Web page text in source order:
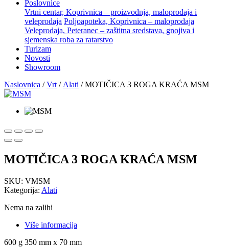
Poslovnice
Vrtni centar, Koprivnica – proizvodnja, maloprodaja i
veleprodaja Poljoapoteka, Koprivnica – maloprodaja
Veleprodaja, Peteranec – zaštitna sredstava, gnojiva i
sjemenska roba za ratarstvo
Turizam
Novosti
Showroom
Naslovnica /Vrt / Alati / MOTIČICA 3 ROGA KRAĆA MSM
MOTIČICA 3 ROGA KRAĆA MSM
SKU: VMSM
Kategorija: Alati
Nema na zalihi
Više informacija
600 g 350 mm x 70 mm